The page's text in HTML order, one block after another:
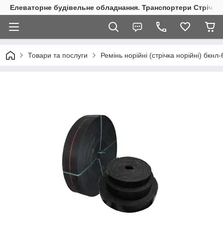
Елеваторне будівельне обладнання. Транспортери
Товари та послуги Ремінь норійні (стрічка норійні)